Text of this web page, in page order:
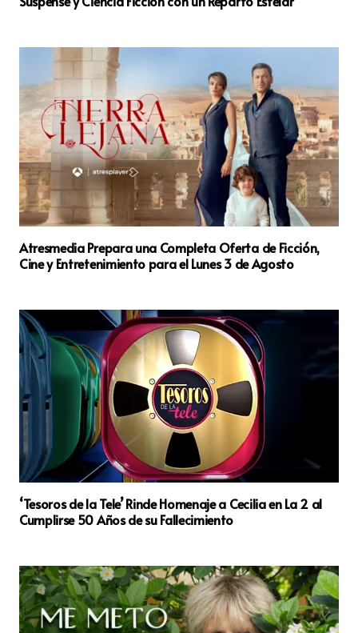
Atresmedia Prepara una Completa Oferta de Ficción,
Cine y Entretenimiento para el Lunes 3 de Agosto
‘Tesoros de la Tele’ Rinde Homenaje a Cecilia en La 2 al
Cumplirse 50 Años de su Fallecimiento